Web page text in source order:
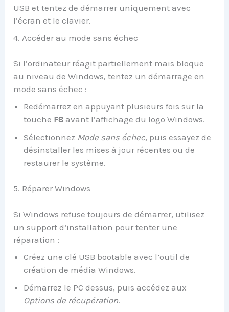
USB et tentez de démarrer uniquement avec
l’écran et le clavier.
4. Accéder au mode sans échec
Si l’ordinateur réagit partiellement mais bloque
au niveau de Windows, tentez un démarrage en
mode sans échec :
Redémarrez en appuyant plusieurs fois sur la
touche F8 avant l’affichage du logo Windows.
Sélectionnez Mode sans échec, puis essayez de
désinstaller les mises à jour récentes ou de
restaurer le système.
5. Réparer Windows
Si Windows refuse toujours de démarrer, utilisez
un support d’installation pour tenter une
réparation :
Créez une clé USB bootable avec l’outil de
création de média Windows.
Démarrez le PC dessus, puis accédez aux
Options de récupération.